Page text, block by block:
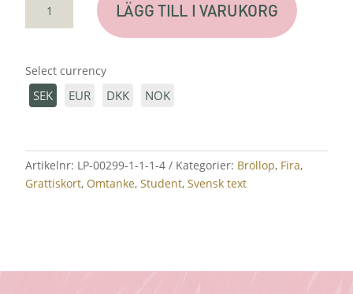
"PRÄSTKRAGE"LÄGG TILL I VARUKORG
Select currency
SEK EUR DKK NOK
Artikelnr: LP-00299-1-1-1-4 Kategorier: Bröllop, Fira,
Grattiskort, Omtanke,Student,Svensk text